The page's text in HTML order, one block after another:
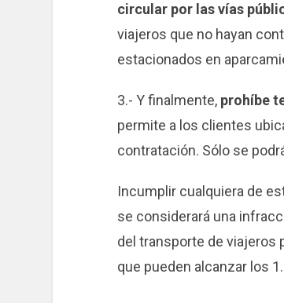
circular por las vías
viajeros que no hayan
estacionados en
3.- Y finalmente, prohíbe
permite a los clientes
contratación. Sólo se
Incumplir cualquiera de
se considerará una
del transporte de viajeros
que pueden alcanzar los